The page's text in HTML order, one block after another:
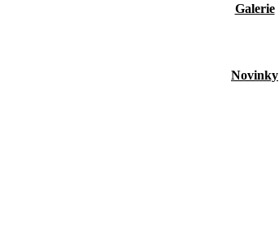
Galerie
Novinky